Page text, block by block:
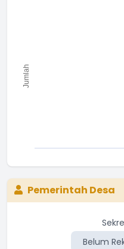
Jumlah
Pemerintah Desa
Belum